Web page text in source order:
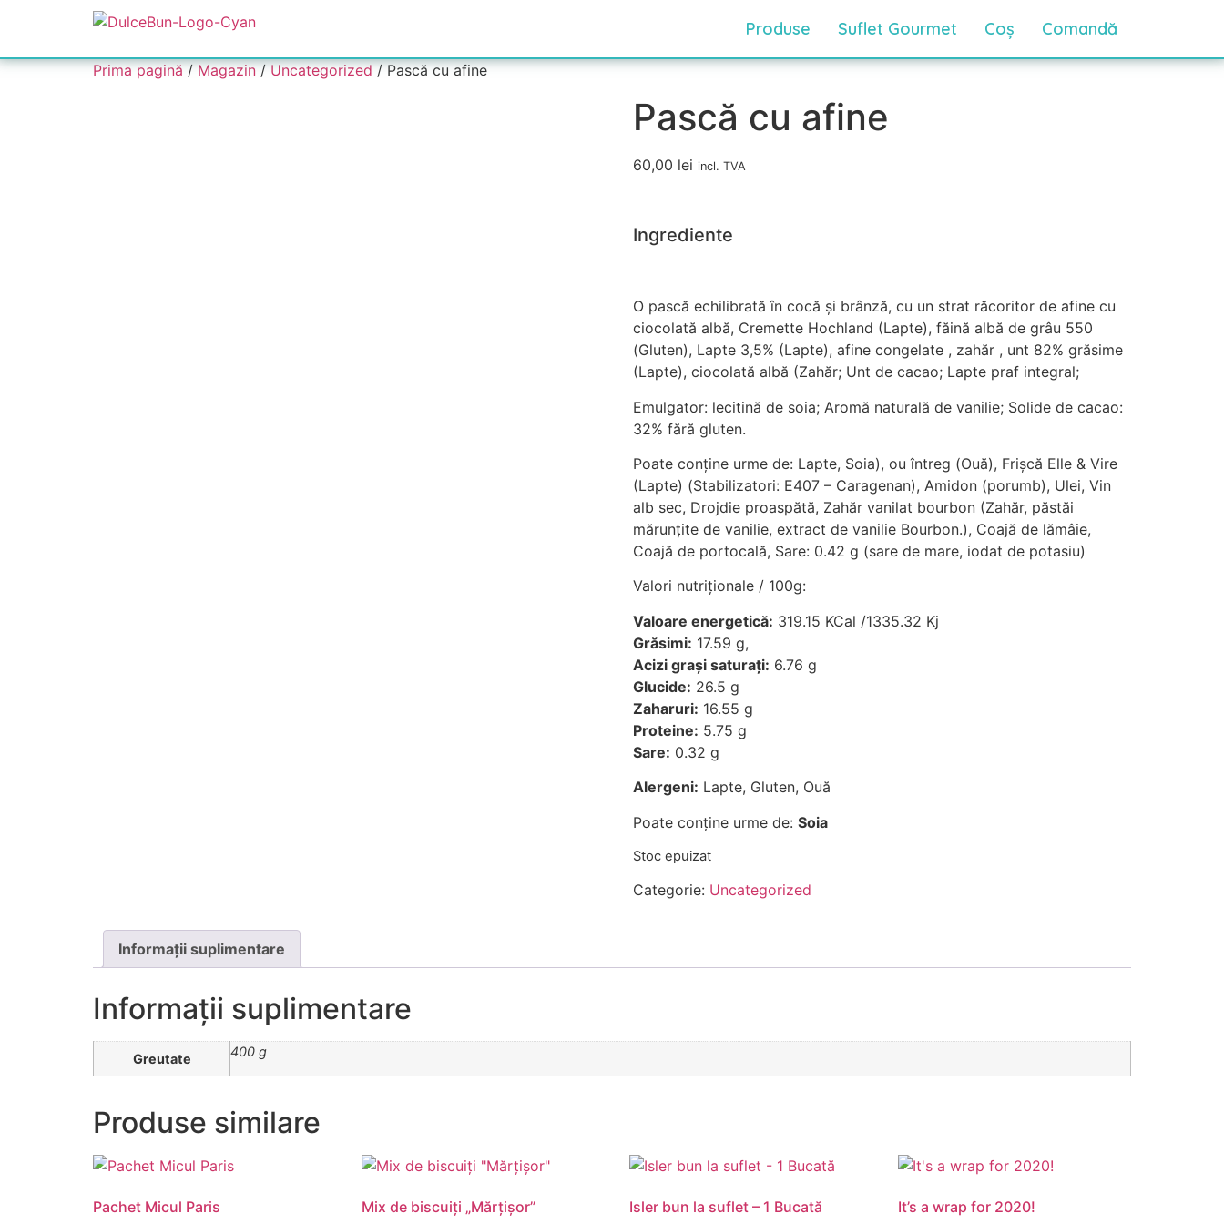
Produse Suflet Gourmet Coș Comandă
Prima pagină/Magazin/Uncategorized/ Pască cu afine
Pască cu afine
60,00 lei incl. TVA
Ingrediente
O pască echilibrată în cocă și brânză, cu un strat răcoritor de afine cu
ciocolată albă, Cremette Hochland (Lapte), făină albă de grâu 550
(Gluten), Lapte 3,5% (Lapte), afine congelate , zahăr , unt 82% grăsime
(Lapte), ciocolată albă (Zahăr; Unt de cacao; Lapte praf integral;
Emulgator: lecitină de soia; Aromă naturală de vanilie; Solide de cacao:
32% fără gluten.
Poate conține urme de: Lapte, Soia), ou întreg (Ouă), Frișcă Elle & Vire
(Lapte) (Stabilizatori: E407 – Caragenan), Amidon (porumb), Ulei, Vin
alb sec, Drojdie proaspătă, Zahăr vanilat bourbon (Zahăr, păstăi
mărunțite de vanilie, extract de vanilie Bourbon.), Coajă de lămâie,
Coajă de portocală, Sare: 0.42 g (sare de mare, iodat de potasiu)
Valori nutriționale / 100g:
Valoare energetică: 319.15 KCal /1335.32 Kj
Grăsimi: 17.59 g,
Acizi grași saturați: 6.76 g
Glucide: 26.5 g
Zaharuri: 16.55 g
Proteine: 5.75 g
Sare: 0.32 g
Alergeni: Lapte, Gluten, Ouă
Poate conține urme de: Soia
Stoc epuizat
Categorie: Uncategorized
Informații suplimentare
Informații suplimentare
Greutate 400 g
Produse similare
Pachet Micul Paris Mix de biscuiţi „Mărţişor” Isler bun la suflet – 1 Bucată It’s a wrap for 2020!